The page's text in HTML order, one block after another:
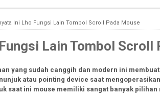
Ini Lho Fungsi Lain Tombol Scroll Pada Mouse
Lain Tombol Scroll
yang sudah canggih dan modern ini
atau pointing device saat
saat ini mouse memiliki sangat banyak